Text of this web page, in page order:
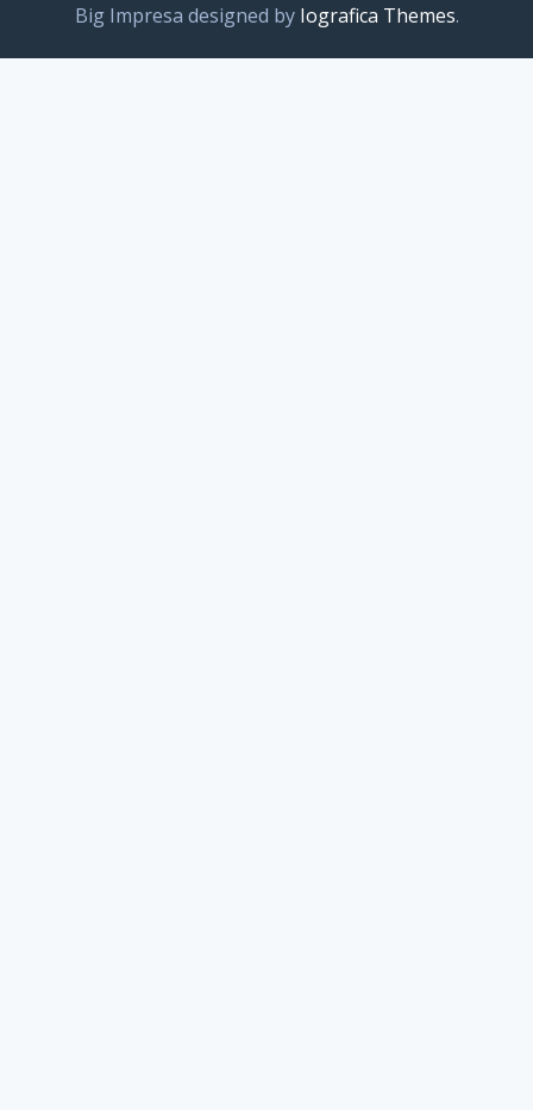
Big Impresa designed by Iografica Themes.